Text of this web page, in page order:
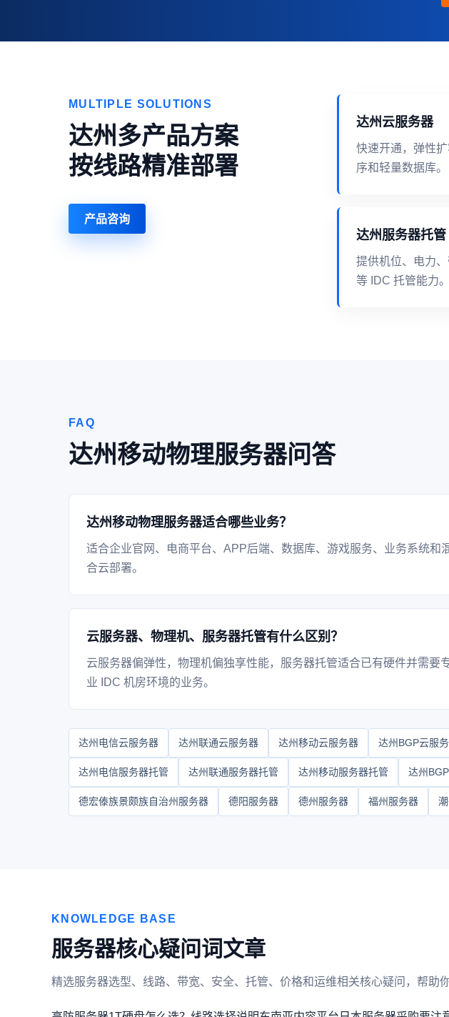
MULTIPLE SOLUTIONS
达州多产品方案
按线路精准部署
产品咨询
达州云服务器
快速开通，弹性
序和轻量数据库。
达州服务器托管
提供机位、电力
等 IDC 托管能力。
FAQ
达州移动物理服务器问答
达州移动物理服务器适合哪些业务？
适合企业官网、电商平台、APP后端、数据库、游戏服务、业务系统和
合云部署。
云服务器、物理机、服务器托管有什么区别？
云服务器偏弹性，物理机偏独享性能，服务器托管适合已有硬件并需要
业 IDC 机房环境的业务。
达州电信云服务器 达州联通云服务器 达州移动云服务器 达州BGP云服
达州电信服务器托管 达州联通服务器托管 达州移动服务器托管 达州
德宏傣族景颇族自治州服务器 德阳服务器 德州服务器 福州服务器
KNOWLEDGE BASE
服务器核心疑问词文章
精选服务器选型、线路、带宽、安全、托管、价格和运维相关核心疑问，帮助